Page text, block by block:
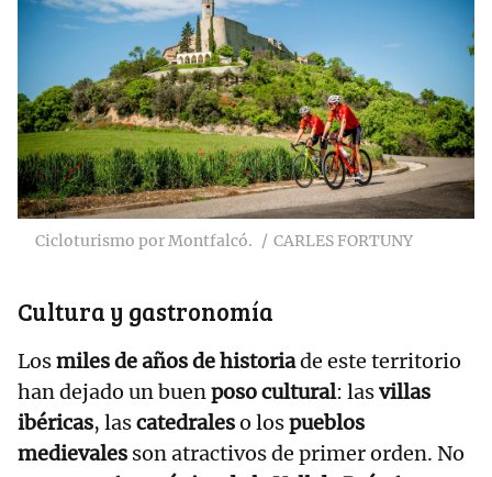
Cicloturismo por Montfalcó. CARLES FORTUNY
Cultura y gastronomía
Losmiles de años de historiade este territorio
han dejado un buenposo cultural: lasvillas
ibéricas, lascatedraleso lospueblos
medievales son atractivos de primer orden. No